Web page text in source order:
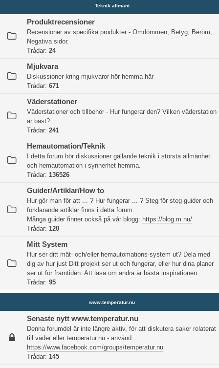
Teknik allmänt
Produktrecensioner
Recensioner av specifika produkter - Omdömmen, Betyg, Beröm,
Negativa sidor.
Trådar: 24
Mjukvara
Diskussioner kring mjukvaror hör hemma här
Trådar: 671
Väderstationer
Väderstationer och tillbehör - Hur fungerar den? Vilken väderstation
är bäst?
Trådar: 241
Hemautomation/Teknik
I detta forum hör diskussioner gällande teknik i största allmänhet
och hemautomation i synnerhet hemma.
Trådar: 136526
Guider/Artiklar/How to
Hur gör man för att ... ? Hur fungerar ... ? Steg för steg-guider och
förklarande artiklar finns i detta forum.
Många guider finner också på vår blogg: https://blog.m.nu/
Trådar: 120
Mitt System
Hur ser ditt mät- och/eller hemautomations-system ut? Dela med
dig av hur just Ditt projekt ser ut och fungerar, eller hur dina planer
ser ut för framtiden. Att läsa om andra är bästa inspirationen.
Trådar: 95
www.temperatur.nu
Senaste nytt www.temperatur.nu
Denna forumdel är inte längre aktiv, för att diskutera saker relaterat
till väder eller temperatur.nu - använd
https://www.facebook.com/groups/temperatur.nu
Trådar: 145